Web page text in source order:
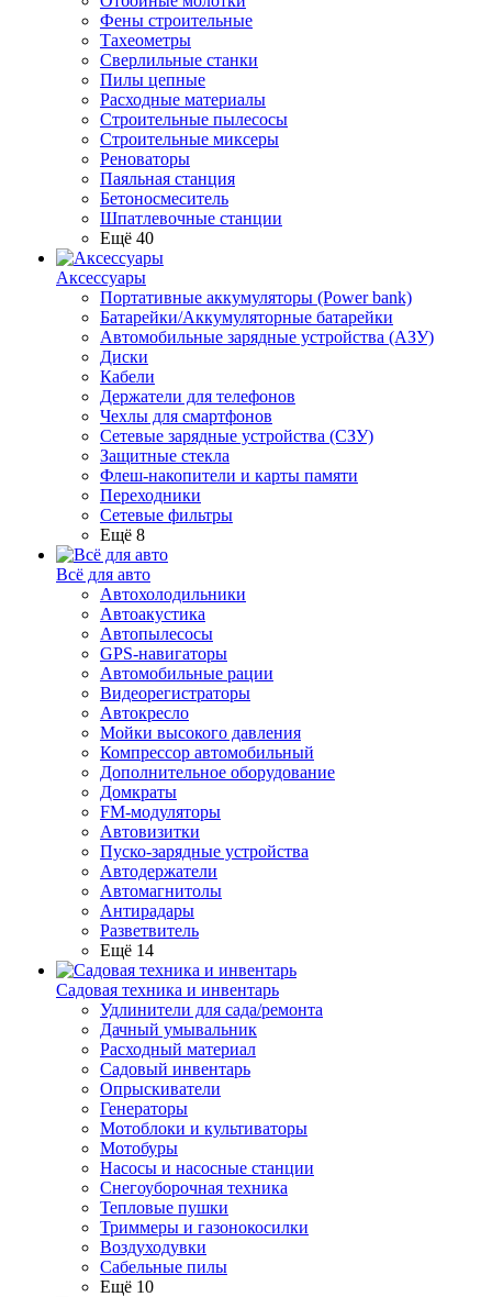
Фены строительные
Тахеометры
Сверлильные станки
Пилы цепные
Расходные материалы
Строительные пылесосы
Строительные миксеры
Реноваторы
Паяльная станция
Бетоносмеситель
Шпатлевочные станции
Ещё 40
Аксессуары
Портативные аккумуляторы (Power bank)
Батарейки/Аккумуляторные батарейки
Автомобильные зарядные устройства (АЗУ)
Диски
Кабели
Держатели для телефонов
Чехлы для смартфонов
Сетевые зарядные устройства (СЗУ)
Защитные стекла
Флеш-накопители и карты памяти
Переходники
Сетевые фильтры
Ещё 8
Всё для авто
Автохолодильники
Автоакустика
Автопылесосы
GPS-навигаторы
Автомобильные рации
Видеорегистраторы
Автокресло
Мойки высокого давления
Компрессор автомобильный
Дополнительное оборудование
Домкраты
FM-модуляторы
Автовизитки
Пуско-зарядные устройства
Автодержатели
Автомагнитолы
Антирадары
Разветвитель
Ещё 14
Садовая техника и инвентарь
Удлинители для сада/ремонта
Дачный умывальник
Расходный материал
Садовый инвентарь
Опрыскиватели
Генераторы
Мотоблоки и культиваторы
Мотобуры
Насосы и насосные станции
Снегоуборочная техника
Тепловые пушки
Триммеры и газонокосилки
Воздуходувки
Сабельные пилы
Ещё 10